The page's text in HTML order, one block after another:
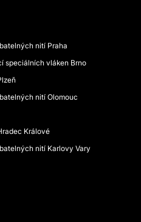
nití Praha
speciálních vláken Brno
nití Olomouc
Králové
nití Karlovy Vary